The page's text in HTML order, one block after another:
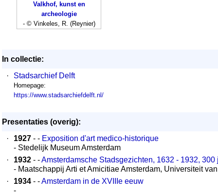
Valkhof, kunst en
archeologie
- © Vinkeles, R. (Reynier)
In collectie:
·
Stadsarchief Delft
Homepage:
https://www.stadsarchiefdelft.nl/
Presentaties (overig):
·
1927 - - Exposition d'art medico-historique
- Stedelijk Museum Amsterdam
·
1932 - -Amsterdamsche Stadsgezichten, 1632 - 1932, 300
- Maatschappij Arti et Amicitiae Amsterdam, Universiteit
·
1934 - -Amsterdam in de XVIIIe eeuw
-